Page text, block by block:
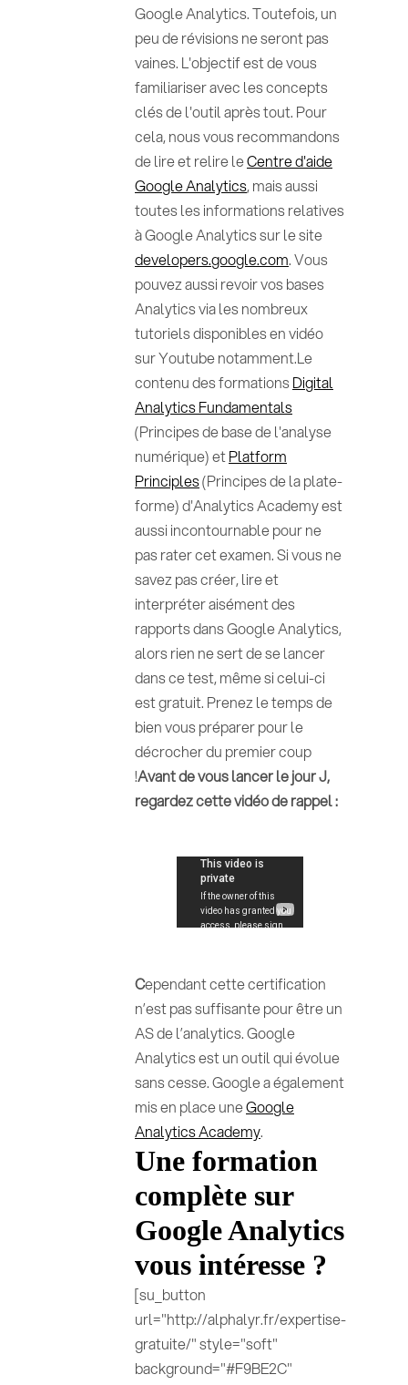
Google Analytics. Toutefois, un
peu de révisions ne seront pas
vaines. L'objectif est de vous
familiariser avec les concepts
clés de l'outil après tout. Pour
cela, nous vous recommandons
de lire et relire leCentre d'aide
Google Analytics, mais aussi
toutes les informations relatives
à Google Analytics sur le site
developers.google.com. Vous
pouvez aussi revoir vos bases
Analytics via les nombreux
tutoriels disponibles en vidéo
sur Youtube notamment.Le
contenu des formationsDigital
Analytics Fundamentals
(Principes de base de l'analyse
numérique) etPlatform
Principles(Principes de la plate-
forme) d'Analytics Academy est
aussi incontournable pour ne
pas rater cet examen. Si vous ne
savez pas créer, lire et
interpréter aisément des
rapports dans Google Analytics,
alors rien ne sert de se lancer
dans ce test, même si celui-ci
est gratuit. Prenez le temps de
bien vous préparer pour le
décrocher du premier coup
!Avant de vous lancer le jour J,
regardez cette vidéo de rappel :
Cependant cette certification
n’est pas suffisante pour être un
AS de l’analytics. Google
Analytics est un outil qui évolue
sans cesse. Google a également
mis en place uneGoogle
Analytics Academy.
Une formation
complète sur
Google Analytics
vous intéresse ?
[su_button
url="http://alphalyr.fr/expertise-
gratuite/" style="soft"
background="#F9BE2C"